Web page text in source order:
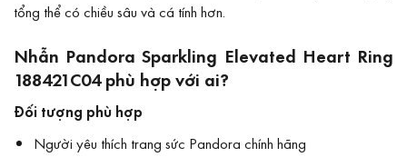
tổng thể có chiều sâu và cá tính hơn.
Nhẫn Pandora Sparkling Elevated Heart Ring
188421C04 phù hợp với ai?
Đối tượng phù hợp
Người yêu thích trang sức Pandora chính hãng